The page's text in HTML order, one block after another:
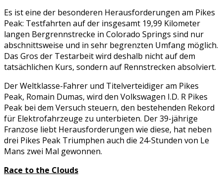
Es ist eine der besonderen Herausforderungen am Pikes
Peak: Testfahrten auf der insgesamt 19,99 Kilometer
langen Bergrennstrecke in Colorado Springs sind nur
abschnittsweise und in sehr begrenzten Umfang möglich.
Das Gros der Testarbeit wird deshalb nicht auf dem
tatsächlichen Kurs, sondern auf Rennstrecken absolviert.
Der Weltklasse-Fahrer und Titelverteidiger am Pikes
Peak, Romain Dumas, wird den Volkswagen I.D. R Pikes
Peak bei dem Versuch steuern, den bestehenden Rekord
für Elektrofahrzeuge zu unterbieten. Der 39-jährige
Franzose liebt Herausforderungen wie diese, hat neben
drei Pikes Peak Triumphen auch die 24-Stunden von Le
Mans zwei Mal gewonnen.
Race to the Clouds